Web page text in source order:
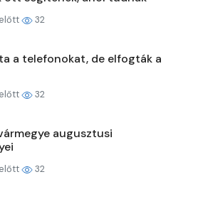
32
a telefonokat, de elfogták a
32
augusztusi
32